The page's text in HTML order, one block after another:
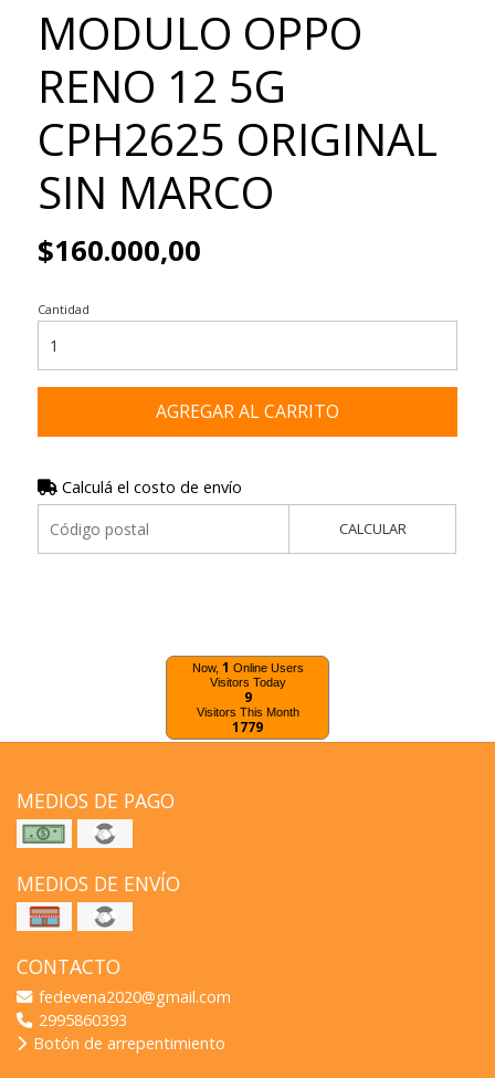
MODULO OPPO
RENO 12 5G
CPH2625 ORIGINAL
SIN MARCO
$160.000,00
Cantidad
AGREGAR AL CARRITO
Calculá el costo de envío
CALCULAR
Now, 1 Online Users
Visitors Today
9
Visitors This Month
1779
MEDIOS DE PAGO
MEDIOS DE ENVÍO
CONTACTO
fedevena2020@gmail.com
2995860393
Botón de arrepentimiento